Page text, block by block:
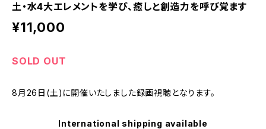
土・水4大エレメントを学び、癒しと創造力を呼び覚ます
¥11,000
SOLD OUT
8月26日(土)に開催いたしました録画視聴となります。
International shipping available